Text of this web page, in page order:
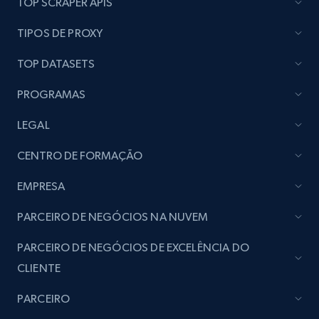
seller URL
URL, Title, Rating, Reviews, Initial price, Final
Lazada - Products - Discover products by
URL, Title, Rating, Reviews, Initial price, Final
price, Currency, Stock, and more.
991+ 165+ Comece agora
TIPOS DE PROXY
TOP DATASETS
PROGRAMAS
LEGAL
CENTRO DE FORMAÇÃO
EMPRESA
PARCEIRO DE NEGÓCIOS NA NUVEM
PARCEIRO DE NEGÓCIOS DE EXCELÊNCIA DO
CLIENTE
PARCEIRO